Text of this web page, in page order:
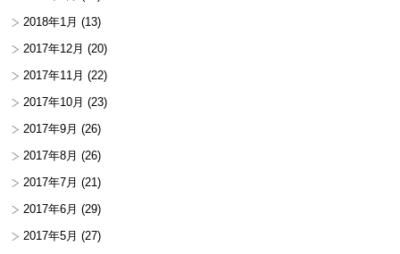
2018年1月 (13)
2017年12月 (20)
2017年11月 (22)
2017年10月 (23)
2017年9月 (26)
2017年8月 (26)
2017年7月 (21)
2017年6月 (29)
2017年5月 (27)